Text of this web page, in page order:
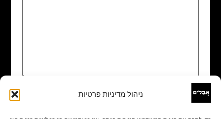
ניהול מדיניות פרטיות שם